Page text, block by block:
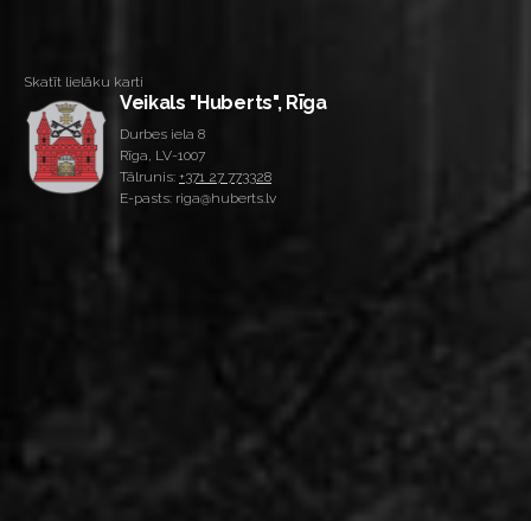
Skatīt lielāku karti
Veikals "Huberts", Rīga
Durbes iela 8
Rīga, LV-1007
Tālrunis: +371 27 773328
E-pasts: riga@huberts.lv